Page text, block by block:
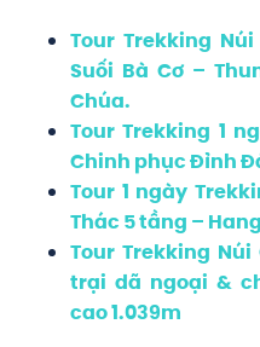
Tour Trekking
Suối Bà Cơ –
Chúa.
Tour Trekking 1
Chinh phục Đỉnh
Tour 1 ngày
Thác 5 tầng –
Tour Trekking
trại dã ngoại &
cao 1.039m